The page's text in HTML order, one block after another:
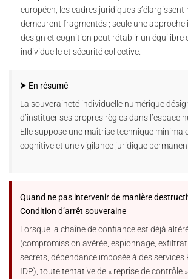
européen, les cadres juridiques s’élargissent
demeurent fragmentés ; seule une
design et cognition peut rétablir un équilibre
individuelle et sécurité collective.
⮞ En résumé
La souveraineté individuelle numérique
d’instituer ses propres règles dans l’espace
Elle suppose une maîtrise technique
cognitive et une vigilance juridique
Quand ne pas intervenir de manière
Condition d’arrêt souveraine
Lorsque la chaîne de confiance est déjà
(compromission avérée, espionnage,
secrets, dépendance imposée à des services
IDP), toute tentative de « reprise de contrôle